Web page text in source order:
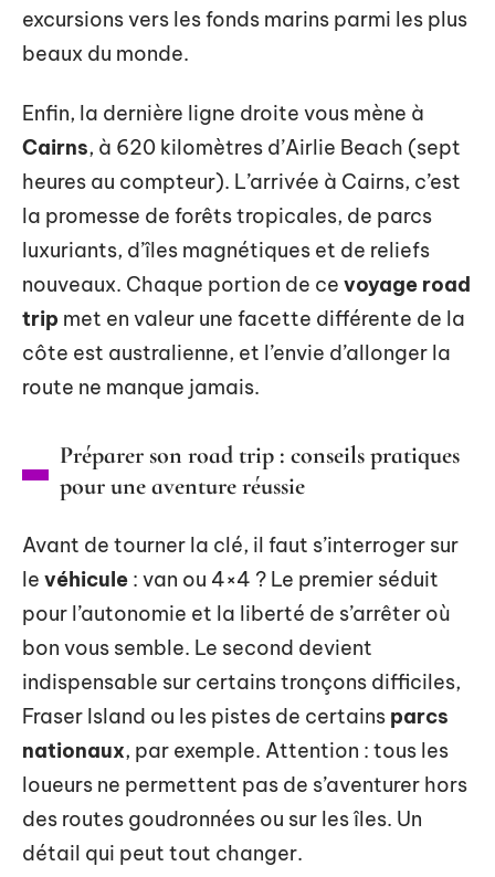
excursions vers les fonds marins parmi les plus
beaux du monde.
Enfin, la dernière ligne droite vous mène à
Cairns, à 620 kilomètres d’Airlie Beach (sept
heures au compteur). L’arrivée à Cairns, c’est
la promesse de forêts tropicales, de parcs
luxuriants, d’îles magnétiques et de reliefs
nouveaux. Chaque portion de ce voyage road
trip met en valeur une facette différente de la
côte est australienne, et l’envie d’allonger la
route ne manque jamais.
Préparer son road trip : conseils pratiques
pour une aventure réussie
Avant de tourner la clé, il faut s’interroger sur
le véhicule : van ou 4×4 ? Le premier séduit
pour l’autonomie et la liberté de s’arrêter où
bon vous semble. Le second devient
indispensable sur certains tronçons difficiles,
Fraser Island ou les pistes de certains parcs
nationaux, par exemple. Attention : tous les
loueurs ne permettent pas de s’aventurer hors
des routes goudronnées ou sur les îles. Un
détail qui peut tout changer.